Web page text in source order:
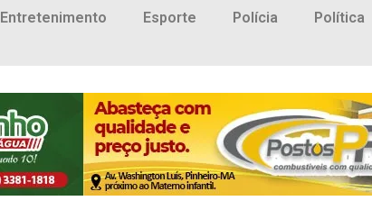
Entretenimento Esporte Polícia Política